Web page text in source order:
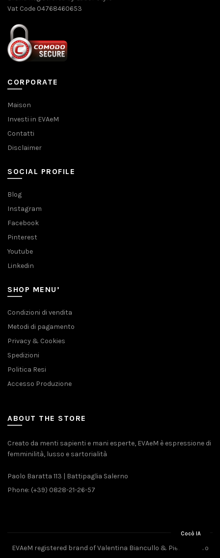
Vat Code 04768460653
CORPORATE
Maison
Investi in EVAeM
Contatti
Disclaimer
SOCIAL PROFILE
Blog
Instagram
Facebook
Pinterest
Youtube
Linkedin
SHOP MENU’
Condizioni di vendita
Metodi di pagamento
Privacy & Cookies
Spedizioni
Politica Resi
Accesso Produzione
ABOUT THE STORE
Creato da menti sapienti e mani esperte, EVAeM è espressione di
femminilità, lusso e sartorialità
Paolo Baratta 113 | Battipaglia Salerno
Phone: (+39) 0828-21-26-57
EVAeM registered brand of Valentina Biancullo & Pietro Piliero
Cocò IA